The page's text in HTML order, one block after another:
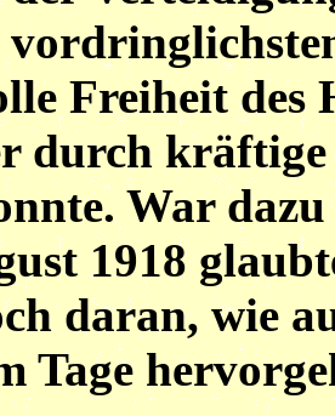
Freiheit des
durch kräftige
War
1918
daran, wie
Tage